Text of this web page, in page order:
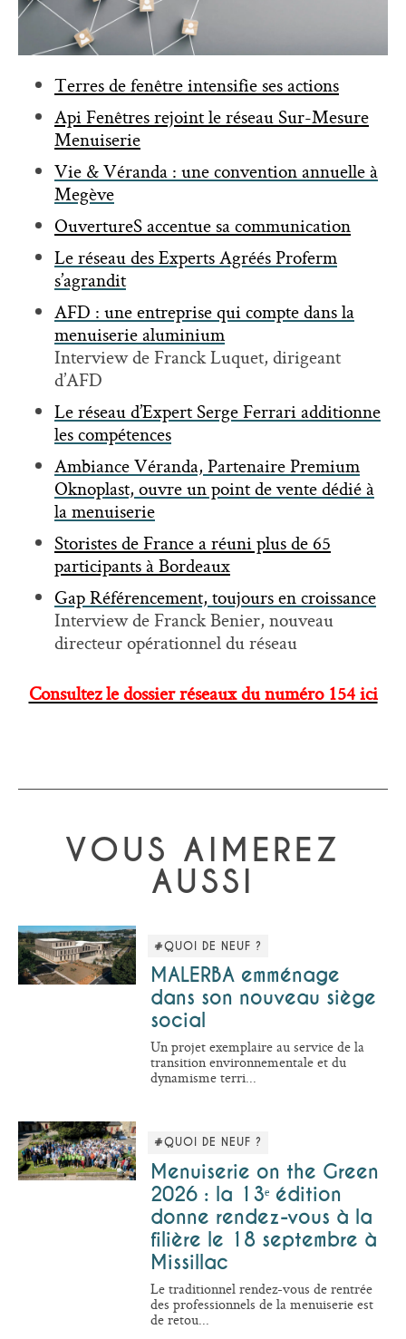
Terres de fenêtre intensifie ses actions
Api Fenêtres rejoint le réseau Sur-Mesure
Menuiserie
Vie & Véranda : une convention annuelle à
Megève
OuvertureS accentue sa communication
Le réseau des Experts Agréés Proferm
s’agrandit
AFD : une entreprise qui compte dans la
menuiserie aluminium
Interview de Franck Luquet, dirigeant
d’AFD
Le réseau d’Expert Serge Ferrari additionne
les compétences
Ambiance Véranda, Partenaire Premium
Oknoplast, ouvre un point de vente dédié à
la menuiserie
Storistes de France a réuni plus de 65
participants à Bordeaux
Gap Référencement, toujours en croissance
Interview de Franck Benier, nouveau
directeur opérationnel du réseau
Consultez le dossier réseaux du numéro 154 ici
VOUS AIMEREZ
AUSSI
#QUOI DE NEUF ?
MALERBA emménage
dans son nouveau siège
social
Un projet exemplaire au service de la
transition environnementale et du
dynamisme terri...
#QUOI DE NEUF ?
Menuiserie on the Green
2026 : la 13ᵉ édition
donne rendez-vous à la
filière le 18 septembre à
Missillac
Le traditionnel rendez-vous de rentrée
des professionnels de la menuiserie est
de retou...